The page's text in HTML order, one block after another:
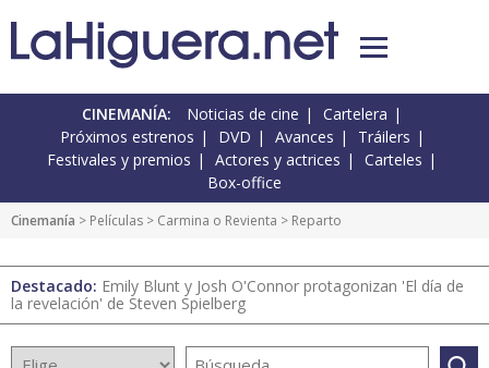
CINEMANÍA: Noticias de cine
Cartelera
Próximos estrenos
DVD Avances
Tráilers
Festivales y premios
Actores y actrices
Carteles
Box-office
Cinemanía > Películas > Carmina o Revienta > Reparto
Destacado: Emily Blunt y Josh O'Connor protagonizan 'El día de
la revelación' de Steven Spielberg